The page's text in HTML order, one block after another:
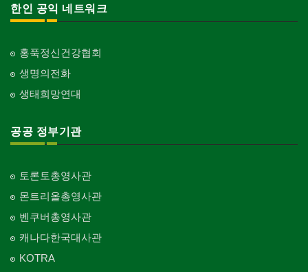
한인 공익 네트워크
홍푹정신건강협회
생명의전화
생태희망연대
공공 정부기관
토론토총영사관
몬트리올총영사관
벤쿠버총영사관
캐나다한국대사관
KOTRA